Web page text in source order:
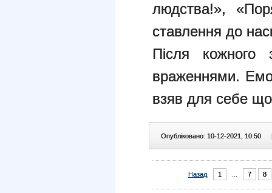
людства!»,
ставлення до
Після кожного
враженнями.
взяв для себе
Опубліковано: 10-12-2021, 10:50
Назад 1 7 8